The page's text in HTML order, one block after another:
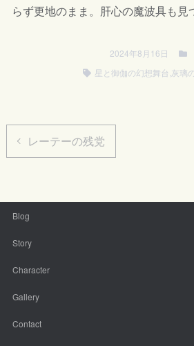
らず更地のまま。肝心の魔波具も見
2024年8月16日
星と御伽の幻想舞台 灰璃
レーテーの残党
Blog
Story
Character
Gallery
Contact